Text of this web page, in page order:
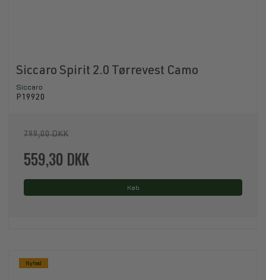
Siccaro Spirit 2.0 Tørrevest Camo
Siccaro
P19920
799,00 DKK
559,30 DKK
Køb
Nyhed